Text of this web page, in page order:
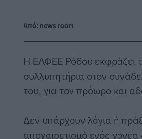
Από: news room
Η ΕΛΦΕΕ Ρόδου εκφράζει
συλλυπητήρια στον
του, για τον πρόωρο και
Δεν υπάρχουν λόγια ή
αποχαιρετισμό ενός